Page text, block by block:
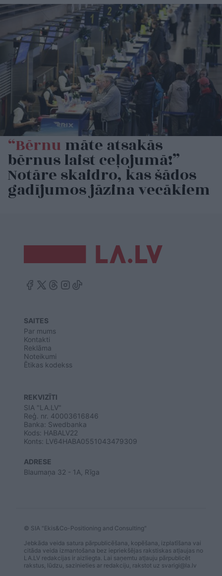
“Bērnumāte atsakās
bērnus laist ceļojumā!”
Notāre skaidro, kas šādos
gadījumos jāzina vecākiem
SAITES
Par mums
Kontakti
Reklāma
Noteikumi
Ētikas kodekss
REKVIZĪTI
SIA "LA.LV"
Reģ. nr. 40003616846
Banka: Swedbanka
Kods: HABALV22
Konts: LV64HABA0551043479309
ADRESE
Blaumaņa 32 - 1A, Rīga
© SIA "Ekis&Co-Positioning and Consulting"
Jebkāda veida satura pārpublicēšana, kopēšana, izplatīšana vai
citāda veida izmantošana bez iepriekšējas rakstiskas atļaujas no
LA.LV redakcijas ir aizliegta. Lai saņemtu atļauju pārpublicēt
rakstus, lūdzu, sazinieties ar redakciju, rakstot uz svarigi@la.lv